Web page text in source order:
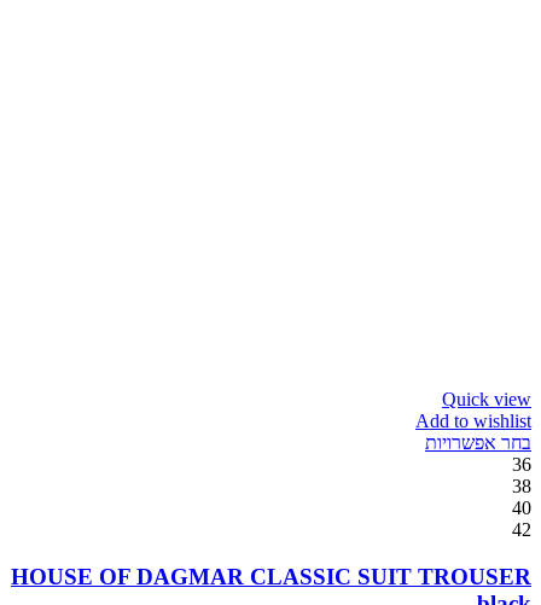
Quick view
Add to wishlist
בחר אפשרויות
36
38
40
42
HOUSE OF DAGMAR CLASSIC SUIT TROUSER